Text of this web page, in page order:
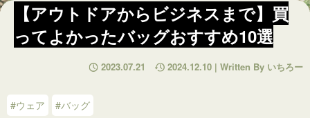
【アウトドアからビジネスまで】買
ってよかったバッグおすすめ10選
2023.07.21 2024.12.10 | Written By いちろー
#ウェア #バッグ